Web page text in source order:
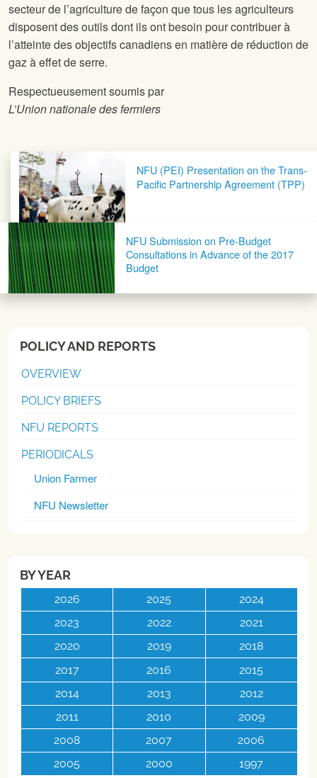
secteur de l’agriculture de façon que tous les agriculteurs
disposent des outils dont ils ont besoin pour contribuer à
l’atteinte des objectifs canadiens en matière de réduction de
gaz à effet de serre.
Respectueusement soumis par
L’Union nationale des fermiers
Post navigationNFU (PEI) Presentation on the Trans-
Pacific Partnership Agreement (TPP)
NFU Submission on Pre-Budget
Consultations in Advance of the 2017
Budget
POLICY AND REPORTS
OVERVIEW
POLICY BRIEFS
NFU REPORTS
PERIODICALS
Union Farmer
NFU Newsletter
BY YEAR
2026 2025
2024
2023
2022
2021
2020
2019
2018
2017
2016
2015
2014
2013
2012
2011
2010
2009
2008
2007
2006
2005
2000 1997